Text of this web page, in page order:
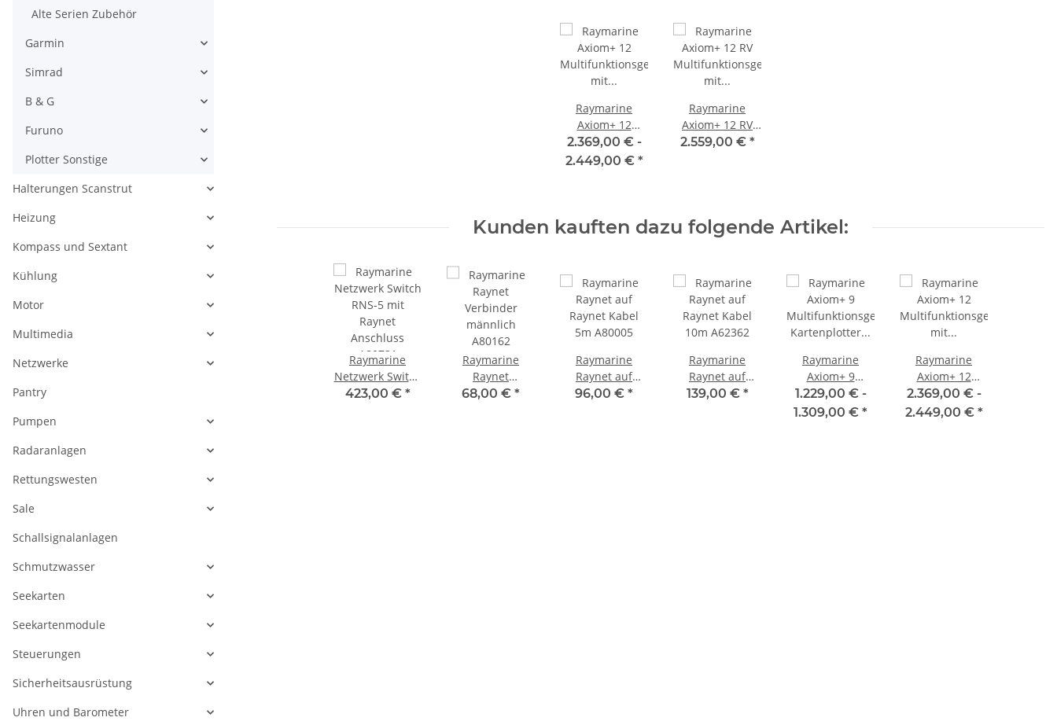
Raymarine
Axiom+ 12
Multifunktionsgerät
mit optionaler
2.369,00 € -
2.449,00 € *
Raymarine
Axiom+ 12 RV
Multifunktionsgerät
600W Sonar,
ohne Geber
2.559,00 € *
Kunden kauften dazu folgende Artikel:
Raymarine
Netzwerk Switch
RNS-5 mit
423,00 € *
Raymarine
Raynet
Verbinder
68,00 € *
Raymarine
Raynet auf
Raynet Kabel
96,00 € *
Raymarine
Raynet auf
Raynet Kabel
139,00 € *
Raymarine
Axiom+ 9
Multifunktionsgerät
Kartenplotter
1.229,00 € -
1.309,00 € *
Raymarine
Axiom+ 12
Multifunktionsgerät
mit optionaler
2.369,00 € -
2.449,00 € *
Alte Serien Zubehör
Garmin
Simrad
B & G
Furuno
Plotter Sonstige
Halterungen Scanstrut
Heizung
Kompass und Sextant
Kühlung
Motor
Multimedia
Netzwerke
Pantry
Pumpen
Radaranlagen
Rettungswesten
Sale
Schallsignalanlagen
Schmutzwasser
Seekarten
Seekartenmodule
Steuerungen
Sicherheitsausrüstung
Uhren und Barometer